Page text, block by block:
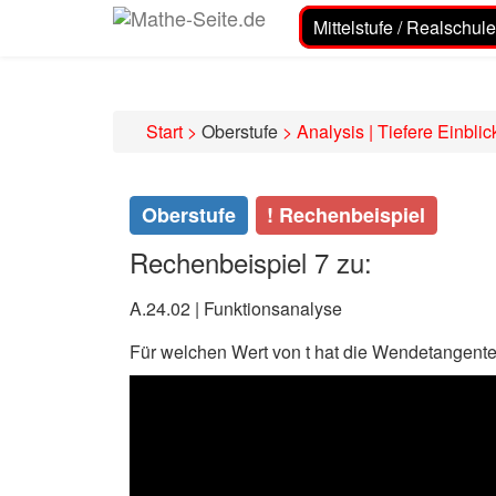
Mittelstufe / Realschule
Start > Oberstufe > Analysis | Tiefere
Oberstufe ! Rechenbeispiel
Rechenbeispiel 7 zu:
A.24.02 | Funktionsanalyse
Für welchen Wert von t hat die